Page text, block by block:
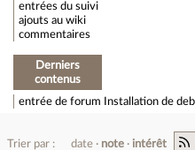
entrées du suivi
ajouts au wiki
commentaires
Derniers
contenus
entrée de forum Installation de
Trier par : date note
intérêt